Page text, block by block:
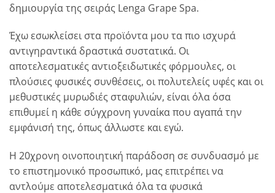
δημιουργία της σειράς Lenga Grape Spa.
Έχω εσωκλείσει στα προϊόντα μου τα πιο ισχυρά
αντιγηραντικά δραστικά συστατικά. Οι
αποτελεσματικές αντιοξειδωτικές φόρμουλες, οι
πλούσιες φυσικές συνθέσεις, οι πολυτελείς υφές και οι
μεθυστικές μυρωδιές σταφυλιών, είναι όλα όσα
επιθυμεί η κάθε σύγχρονη γυναίκα που αγαπά την
εμφάνισή της, όπως άλλωστε και εγώ.
Η 20χρονη οινοποιητική παράδοση σε συνδυασμό με
το επιστημονικό προσωπικό, μας επιτρέπει να
αντλούμε αποτελεσματικά όλα τα φυσικά